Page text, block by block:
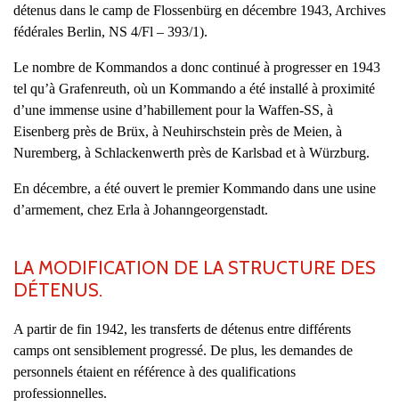
détenus dans le camp de Flossenbürg en décembre 1943, Archives
fédérales Berlin, NS 4/Fl – 393/1).
Le nombre de Kommandos a donc continué à progresser en 1943
tel qu’à Grafenreuth, où un Kommando a été installé à proximité
d’une immense usine d’habillement pour la Waffen-SS, à
Eisenberg près de Brüx, à Neuhirschstein près de Meien, à
Nuremberg, à Schlackenwerth près de Karlsbad et à Würzburg.
En décembre, a été ouvert le premier Kommando dans une usine
d’armement, chez Erla à Johanngeorgenstadt.
LA MODIFICATION DE LA STRUCTURE DES
DÉTENUS.
A partir de fin 1942, les transferts de détenus entre différents
camps ont sensiblement progressé. De plus, les demandes de
personnels étaient en référence à des qualifications
professionnelles.